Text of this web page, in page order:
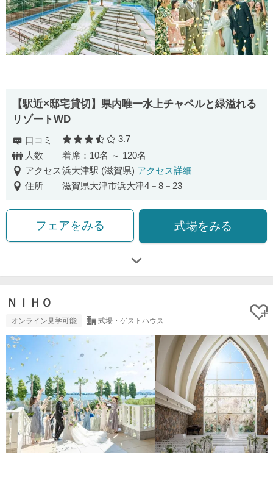
【駅近×邸宅貸切】県内唯一水上チャペルと緑溢れる
リゾートWD
口コミ 口コミ評価
3.7
人数
着席：10名 ～ 120名
アクセス浜大津駅 (滋賀県) アクセス詳細
住所
滋賀県大津市浜大津4－8－23
フェアをみる 式場をみる
ＮＩＨＯ
オンライン見学可能 式場・ゲストハウス